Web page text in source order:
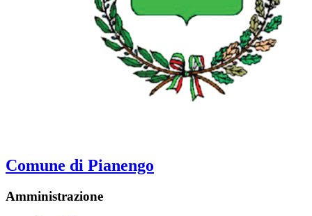
Comune di Pianengo
Amministrazione